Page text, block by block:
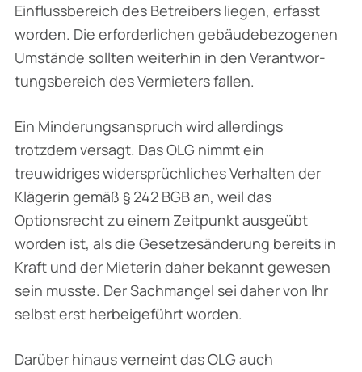
Einflussbereich des Betreibers liegen, erfasst
worden. Die erforderlichen gebäudebezogenen
Umstände sollten weiterhin in den Verantwor­
tungsbereich des Vermieters fallen.
Ein Minderungsanspruch wird allerdings
trotzdem versagt. Das OLG nimmt ein
treuwidriges widersprüchliches Verhalten der
Klägerin gemäß § 242 BGB an, weil das
Optionsrecht zu einem Zeitpunkt ausgeübt
worden ist, als die Gesetzesänderung bereits in
Kraft und der Mieterin daher bekannt gewesen
sein musste. Der Sachmangel sei daher von Ihr
selbst erst herbeigeführt worden.
Darüber hinaus verneint das OLG auch